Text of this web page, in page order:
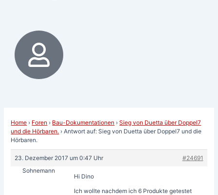
Home › Foren › Bau-Dokumentationen › Sieg von Duetta über Doppel7
und die Hörbaren. › Antwort auf: Sieg von Duetta über Doppel7 und die
Hörbaren.
23. Dezember 2017 um 0:47 Uhr
#24691
Sohnemann
Hi Dino
Ich wollte nachdem ich 6 Produkte getestet